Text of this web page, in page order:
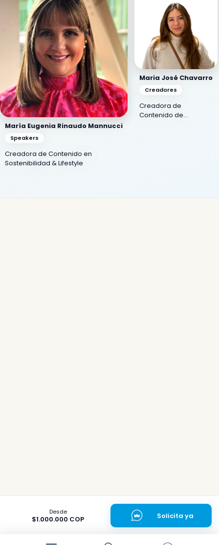
María Eugenia Rinaudo Mannucci
Speakers
Creadora de Contenido en
Sostenibilidad & Lifestyle
Maria José Chavarro
Creadores
Creadora de
Contenido de
Desde
$1.000.000 COP Solicita ya